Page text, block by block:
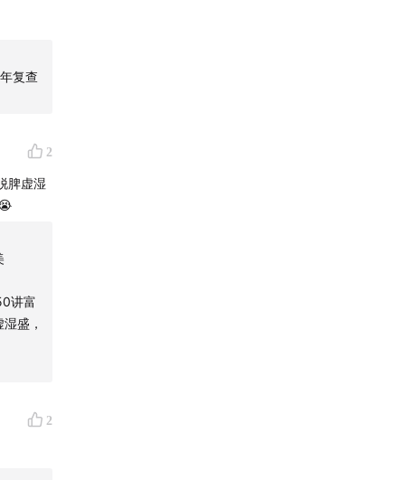
复查
他检
经走
复查
2
脾虚湿
讲富
盛，
2